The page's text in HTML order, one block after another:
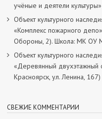
учёные и деятели
Объект культурного
«Комплекс пожарного
Обороны, 2). Школа: МК ОУ
Объект культурного
«Деревянный двухэтажный
Красноярск, ул. Ленина, 167)
СВЕЖИЕ КОММЕНТАРИИ